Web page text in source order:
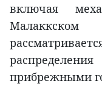
включая
прибрежными